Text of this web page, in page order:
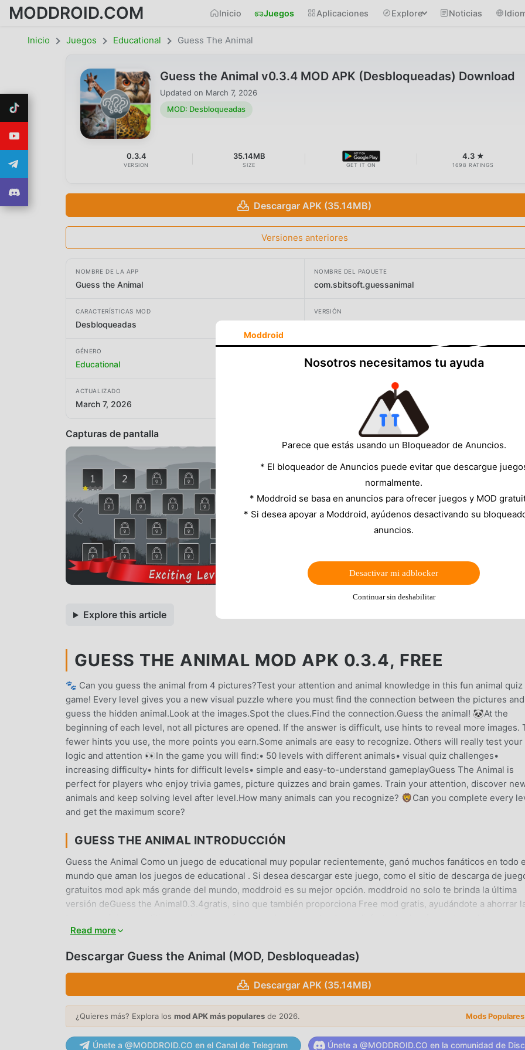
MODDROID.COM Inicio Juegos Aplicaciones Explore Noticias
Inicio Juegos Educational Guess The Animal
Guess the Animal v0.3.4 MOD APK (Desbloqueadas) Download
Updated on March 7, 2026
MOD: Desbloqueadas
0.3.4
VERSION
35.14MB
SIZE GET IT ON
4.3 ★
1698 RATINGS
Descargar APK (35.14MB)
Versiones anteriores
NOMBRE DE LA APP
Guess the Animal
NOMBRE DEL PAQUETE
com.sbitsoft.guessanimal
CARACTERÍSTICAS MOD
Desbloqueadas
VERSIÓN
GÉNERO
Educational sbitsoft.com
ACTUALIZADO
March 7, 2026
Capturas de pantalla
Explore this article
GUESS THE ANIMAL MOD APK 0.3.4, FREE
🐾 Can you guess the animal from 4 pictures?Test your attention and animal knowledge in this fun animal quiz
game! Every level gives you a new visual puzzle where you must find the connection between the pictures and
guess the hidden animal.Look at the images.Spot the clues.Find the connection.Guess the animal! 🐼At the
beginning of each level, not all pictures are opened. If the answer is difficult, use hints to reveal more images.
fewer hints you use, the more points you earn.Some animals are easy to recognize. Others will really test your
logic and attention 👀In the game you will find:• 50 levels with different animals• visual quiz challenges•
increasing difficulty• hints for difficult levels• simple and easy-to-understand gameplayGuess The Animal is
perfect for players who enjoy trivia games, picture quizzes and brain games. Train your attention, discover
animals and keep solving level after level.How many animals can you recognize? 🦁Can you complete every
and get the maximum score?
GUESS THE ANIMAL INTRODUCCIÓN
Guess the Animal Como un juego de educational muy popular recientemente, ganó muchos fanáticos en todo
mundo que aman los juegos de educational . Si desea descargar este juego, como el sitio de descarga de
gratuitos mod apk más grande del mundo, moddroid es su mejor opción. moddroid no solo te brinda la última
versión deGuess the Animal0.3.4gratis, sino que también proporciona Free mod gratis, ayudándote a ahorrar
moddroid promete que cualquier mod de Guess the Animal no cobrará a los jugadores ninguna tarifa, y es 100%
instalar Guess the Animal 0.3.4 con un solo clic. ¡Qué estás esperando, descarga moddroid y juega!
Guess the Animal Como un popular juego de educational , su jugabilidad única lo ha ayudado a ganar una gran
cantidad de fanáticos en todo el mundo. A diferencia de los juegos tradicionales de educational , en Guess the
Animal, solo necesitas pasar por el tutorial para principiantes, por lo que puedes comenzar fácilmente todo el
Read more
Descargar Guess the Animal (MOD, Desbloqueadas)
Descargar APK (35.14MB)
¿Quieres más? Explora los mod APK más populares de 2026. Mods
Únete a @MODDROID.CO en el Canal de Telegram Únete a @MODDROID.CO en la comunidad de
Moddroid
Nosotros necesitamos tu ayuda
Parece que estás usando un Bloqueador de Anuncios.
* El bloqueador de Anuncios puede evitar que descargue
normalmente.
* Moddroid se basa en anuncios para ofrecer juegos y MOD
* Si desea apoyar a Moddroid, ayúdenos desactivando su
anuncios.
Desactivar mi adblocker
Continuar sin deshabilitar